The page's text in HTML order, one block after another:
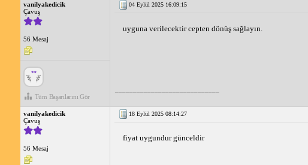
vanilyakedicik
Çavuş
56 Mesaj
Tüm Başarılarını Gör
04 Eylül 2025 16:09:15
uyguna verilecektir cepten dönüş sağlayın.
vanilyakedicik
Çavuş
56 Mesaj
18 Eylül 2025 08:14:27
fiyat uygundur günceldir